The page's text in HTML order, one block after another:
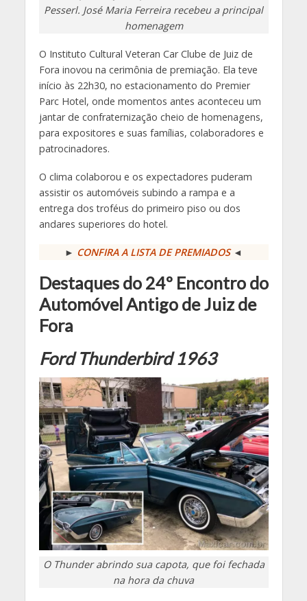
Pesserl. José Maria Ferreira recebeu a principal
homenagem
O Instituto Cultural Veteran Car Clube de Juiz de
Fora inovou na cerimônia de premiação. Ela teve
início às 22h30, no estacionamento do Premier
Parc Hotel, onde momentos antes aconteceu um
jantar de confraternização cheio de homenagens,
para expositores e suas famílias, colaboradores e
patrocinadores.
O clima colaborou e os expectadores puderam
assistir os automóveis subindo a rampa e a
entrega dos troféus do primeiro piso ou dos
andares superiores do hotel.
► CONFIRA A LISTA DE PREMIADOS ◄
Destaques do 24º Encontro do
Automóvel Antigo de Juiz de
Fora
Ford Thunderbird 1963
O Thunder abrindo sua capota, que foi fechada
na hora da chuva